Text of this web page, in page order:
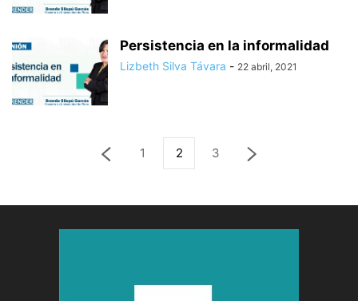
Persistencia en la informalidad
Lizbeth Silva Távara - 22 abril, 2021
1 2 3